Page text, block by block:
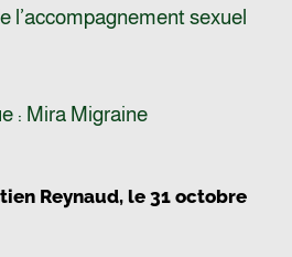
l’accompagnement sexuel
: Mira Migraine
Reynaud, le 31 octobre